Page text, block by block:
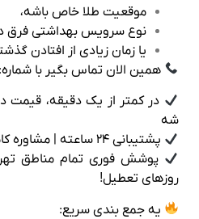
موقعیت طلا خاص باشه،
نوع سرویس بهداشتی فرق
یا زمان زیادی از افتادن
همین الان تماس بگیر با شماره:
در کمتر از یک دقیقه، قیمت
شه
پشتیبانی ۲۴ ساعته | مشاوره کاملاً رایگان
پوشش فوری تمام مناطق
روزهای تعطیل!
یه جمع‌ بندی سریع: